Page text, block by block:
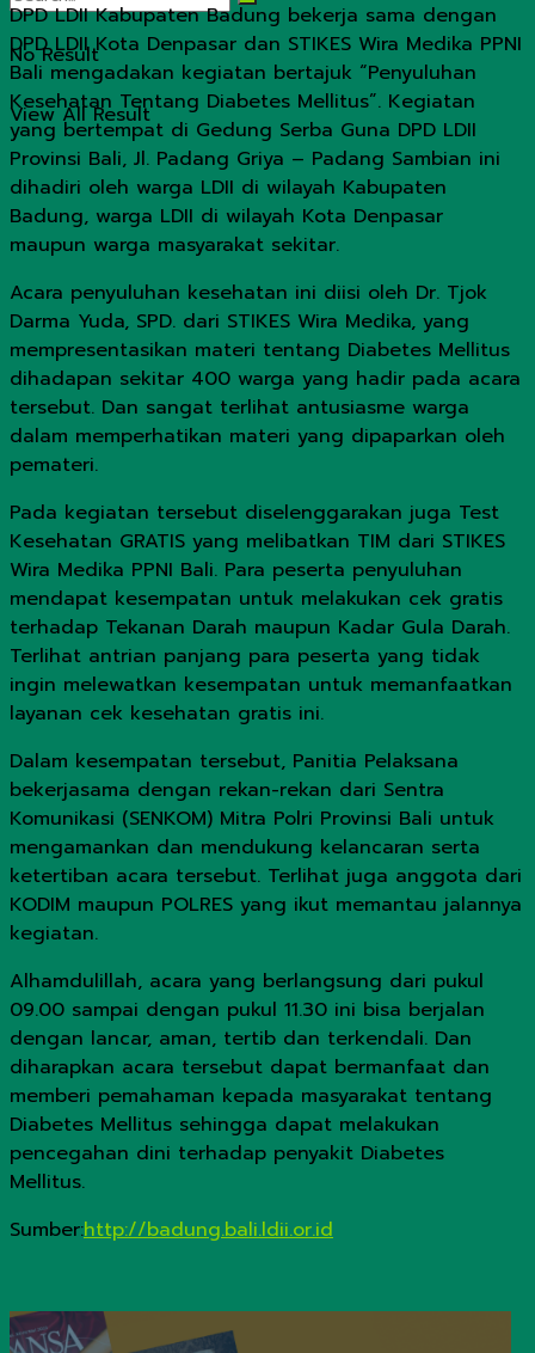
No Result
View All Result
DPD LDII Kabupaten Badung bekerja sama dengan
DPD LDII Kota Denpasar dan STIKES Wira Medika PPNI
Bali mengadakan kegiatan bertajuk “Penyuluhan
Kesehatan Tentang Diabetes Mellitus”. Kegiatan
yang bertempat di Gedung Serba Guna DPD LDII
Provinsi Bali, Jl. Padang Griya – Padang Sambian ini
dihadiri oleh warga LDII di wilayah Kabupaten
Badung, warga LDII di wilayah Kota Denpasar
maupun warga masyarakat sekitar.
Acara penyuluhan kesehatan ini diisi oleh Dr. Tjok
Darma Yuda, SPD. dari STIKES Wira Medika, yang
mempresentasikan materi tentang Diabetes Mellitus
dihadapan sekitar 400 warga yang hadir pada acara
tersebut. Dan sangat terlihat antusiasme warga
dalam memperhatikan materi yang dipaparkan oleh
pemateri.
Pada kegiatan tersebut diselenggarakan juga Test
Kesehatan GRATIS yang melibatkan TIM dari STIKES
Wira Medika PPNI Bali. Para peserta penyuluhan
mendapat kesempatan untuk melakukan cek gratis
terhadap Tekanan Darah maupun Kadar Gula Darah.
Terlihat antrian panjang para peserta yang tidak
ingin melewatkan kesempatan untuk memanfaatkan
layanan cek kesehatan gratis ini.
Dalam kesempatan tersebut, Panitia Pelaksana
bekerjasama dengan rekan-rekan dari Sentra
Komunikasi (SENKOM) Mitra Polri Provinsi Bali untuk
mengamankan dan mendukung kelancaran serta
ketertiban acara tersebut. Terlihat juga anggota dari
KODIM maupun POLRES yang ikut memantau jalannya
kegiatan.
Alhamdulillah, acara yang berlangsung dari pukul
09.00 sampai dengan pukul 11.30 ini bisa berjalan
dengan lancar, aman, tertib dan terkendali. Dan
diharapkan acara tersebut dapat bermanfaat dan
memberi pemahaman kepada masyarakat tentang
Diabetes Mellitus sehingga dapat melakukan
pencegahan dini terhadap penyakit Diabetes
Mellitus.
Sumber:http://badung.bali.ldii.or.id